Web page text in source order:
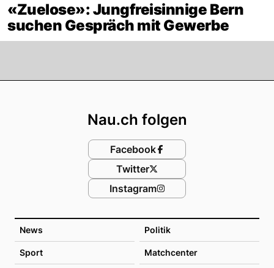
«Zuelose»: Jungfreisinnige Bern
suchen Gespräch mit Gewerbe
News Politik
Sport Matchcenter
Nau.ch folgen
Facebook
Twitter
Instagram